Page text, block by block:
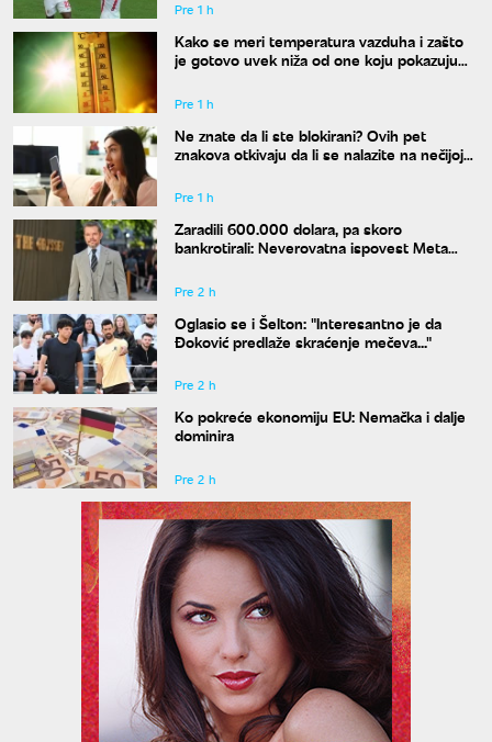
Pre 1 h
Kako se meri temperatura vazduha i zašto
je gotovo uvek niža od one koju pokazuju
Pre 1 h
Ne znate da li ste blokirani? Ovih pet
znakova otkivaju da li se nalazite na nečijoj
Pre 1 h
Zaradili 600.000 dolara, pa skoro
bankrotirali: Neverovatna ispovest Meta
Pre 2 h
Oglasio se i Šelton: "Interesantno je da
Đoković predlaže skraćenje mečeva..."
Pre 2 h
Ko pokreće ekonomiju EU: Nemačka i dalje
dominira
Pre 2 h